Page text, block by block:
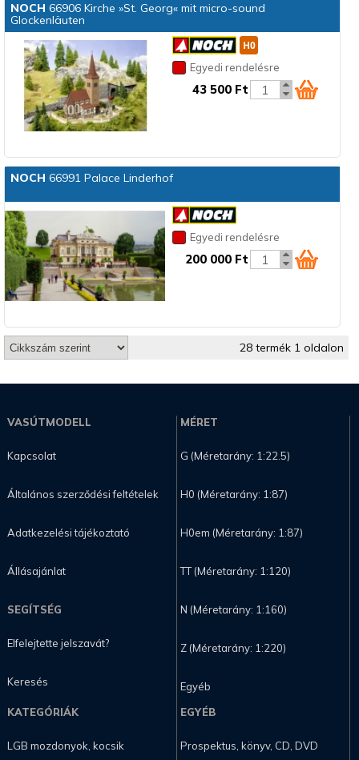
NOCH 66906 Kirche »St. Georg« mit micro-sound
Glockenläuten
Egyedi rendelésre
43 500 Ft
NOCH 66991 Palace Linderhof
Egyedi rendelésre
200 000 Ft
28 termék 1 oldalon
VASÚTMODELL
Kapcsolat
Általános szerződési feltételek
Adatkezelési tájékoztató
Állásajánlat
SEGÍTSÉG
Elfelejtette jelszavát?
Keresés
MÉRET
G (Méretarány: 1:22.5)
H0 (Méretarány: 1:87)
H0em (Méretarány: 1:87)
TT (Méretarány: 1:120)
N (Méretarány: 1:160)
Z (Méretarány: 1:220)
Egyéb
KATEGÓRIÁK
LGB mozdonyok, kocsik
EGYÉB
Prospektus, könyv, CD, DVD